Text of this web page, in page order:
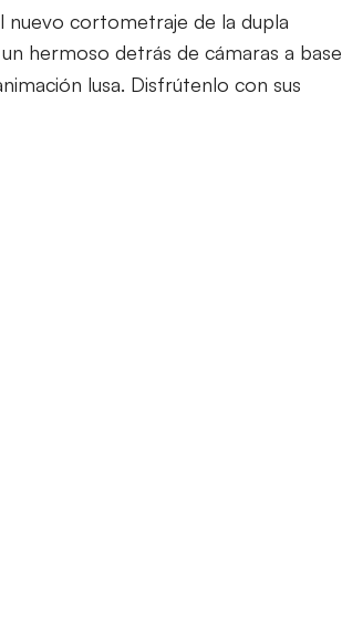
nuevo cortometraje de la dupla
hermoso detrás de cámaras a base
lusa. Disfrútenlo con sus